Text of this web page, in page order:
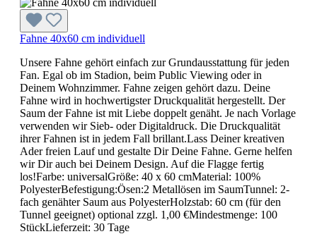
Fahne 40x60 cm individuell
Unsere Fahne gehört einfach zur Grundausstattung für jeden
Fan. Egal ob im Stadion, beim Public Viewing oder in
Deinem Wohnzimmer. Fahne zeigen gehört dazu. Deine
Fahne wird in hochwertigster Druckqualität hergestellt. Der
Saum der Fahne ist mit Liebe doppelt genäht. Je nach Vorlage
verwenden wir Sieb- oder Digitaldruck. Die Druckqualität
ihrer Fahnen ist in jedem Fall brillant.Lass Deiner kreativen
Ader freien Lauf und gestalte Dir Deine Fahne. Gerne helfen
wir Dir auch bei Deinem Design. Auf die Flagge fertig
los!Farbe: universalGröße: 40 x 60 cmMaterial: 100%
PolyesterBefestigung:Ösen:2 Metallösen im SaumTunnel: 2-
fach genähter Saum aus PolyesterHolzstab: 60 cm (für den
Tunnel geeignet) optional zzgl. 1,00 €Mindestmenge: 100
StückLieferzeit: 30 Tage